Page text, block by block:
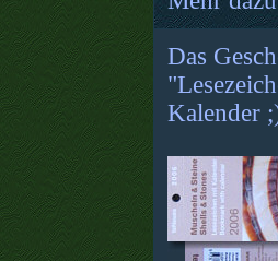
Das
Kalender